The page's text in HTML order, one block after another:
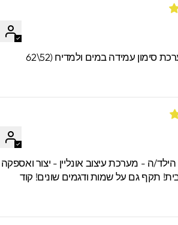
מדבקות שם לילדים - ערכת סימון עמידה במים ולמדיח (52\62
ה - מערכת עיצוב אונליין - יצור ואספקה
תקף גם על שמות ודגמים שונים! קוד